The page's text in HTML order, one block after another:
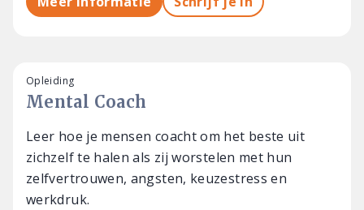
Mental Coach
Opleiding
Leer hoe je mensen coacht om het beste uit
zichzelf te halen als zij worstelen met hun
zelfvertrouwen, angsten, keuzestress en
werkdruk.